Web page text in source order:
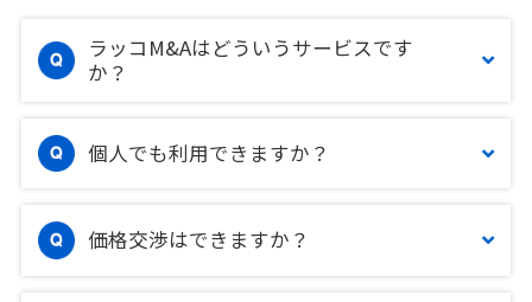
ラッコM&Aはどういうサービスです
か？
個人でも利用できますか？
価格交渉はできますか？